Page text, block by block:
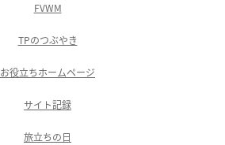
FVWM
TPのつぶやき
お役立ちホームページ
サイト記録
旅立ちの日